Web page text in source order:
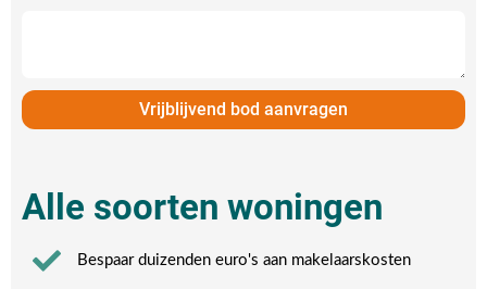
Vrijblijvend bod aanvragen
Alle soorten woningen
Bespaar duizenden euro's aan makelaarskosten